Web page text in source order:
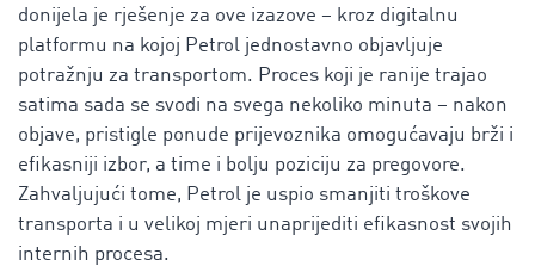
donijela je rješenje za ove izazove – kroz digitalnu
platformu na kojoj Petrol jednostavno objavljuje
potražnju za transportom. Proces koji je ranije trajao
satima sada se svodi na svega nekoliko minuta – nakon
objave, pristigle ponude prijevoznika omogućavaju brži i
efikasniji izbor, a time i bolju poziciju za pregovore.
Zahvaljujući tome, Petrol je uspio smanjiti troškove
transporta i u velikoj mjeri unaprijediti efikasnost svojih
internih procesa.